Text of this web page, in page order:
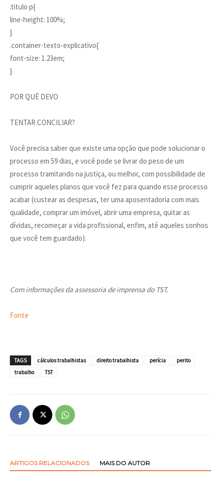
.titulo p{
line-height: 100%;
}
.container-texto-explicativo{
font-size: 1.23em;
}
POR QUÊ DEVO
TENTAR CONCILIAR?
Você precisa saber que existe uma opção que pode solucionar o
processo em 59 dias, e você pode se livrar do peso de um
processo tramitando na justiça, ou melhor, com possibilidade de
cumprir aqueles planos que você fez para quando esse processo
acabar (custear as despesas, ter uma aposentadoria com mais
qualidade, comprar um imóvel, abrir uma empresa, quitar as
dívidas, recomeçar a vida profissional, enfim, até aqueles sonhos
que você tem guardado).
Com informações da assessoria de imprensa do TST.
Fonte
TAGS cálculos trabalhistas direito trabalhista perícia
perito
trabalho
TST
ARTIGOS RELACIONADOS MAIS DO AUTOR